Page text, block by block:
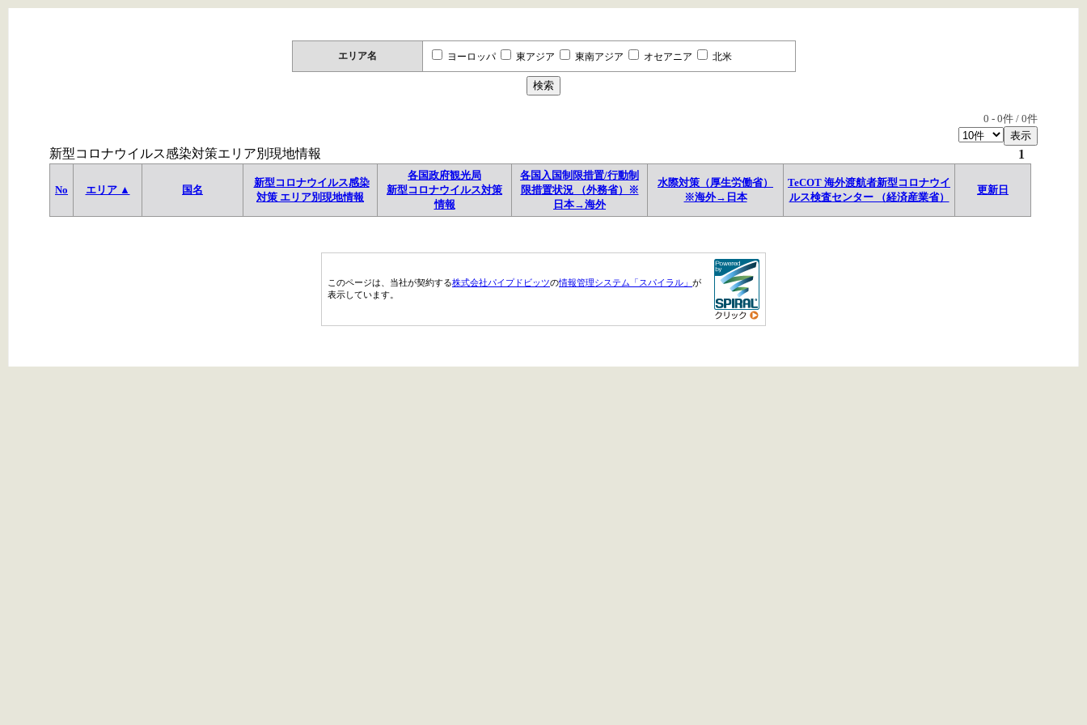
エリア名 ヨーロッパ 東アジア 東南アジア オセアニア 北米
0 - 0件 / 0件
新型コロナウイルス感染対策エリア別現地情報 1
No エリア ▲ 国名
新型コロナウイルス感染
対策 エリア別現地情報
各国政府観光局
新型コロナウイルス対策
情報
各国入国制限措置/行動制
限措置状況 （外務省）※
日本→海外
水際対策（厚生労働省）
※海外→日本
TeCOT 海外渡航者新型コロナウイ
ルス検査センター （経済産業省）
更新日
このページは、当社が契約する株式会社パイプドビッツの情報管理システム「スパイラル」 が
表示しています。